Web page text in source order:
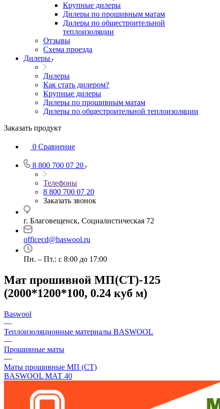
Крупные дилеры
Дилеры по прошивным матам
Дилеры по общестроительной
теплоизоляции
Отзывы
Схема проезда
Дилеры
Дилеры
Как стать дилером?
Крупные дилеры
Дилеры по прошивным матам
Дилеры по общестроительной теплоизоляции
Заказать продукт
0 Сравнение
8 800 700 07 20
Телефоны
8 800 700 07 20
Заказать звонок
г. Благовещенск, Социалистическая 72
officecd@baswool.ru
Пн. – Пт.: с 8:00 до 17:00
Мат прошивной МП(СТ)-125
(2000*1200*100, 0.24 куб м)
Baswool
—
Теплоизоляционные материалы BASWOOL
—
Прошивные маты
—
Маты прошивные МП (СТ)
BASWOOL МАТ 40